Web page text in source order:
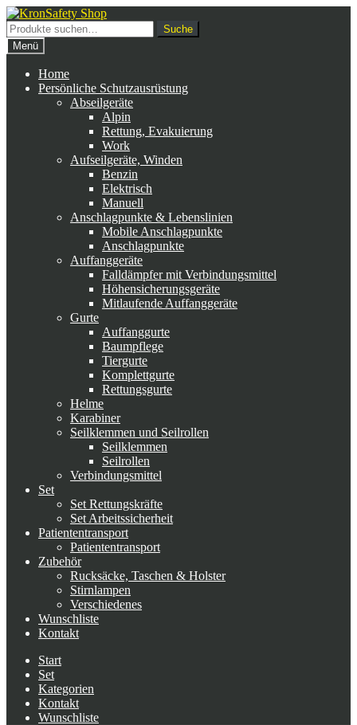
Zur
Navigation
springen
Zum
Inhalt
springen
Suche
nach:
Suche
Menü
Home
Persönliche Schutzausrüstung
Abseilgeräte
Alpin
Rettung, Evakuierung
Work
Aufseilgeräte, Winden
Benzin
Elektrisch
Manuell
Anschlagpunkte & Lebenslinien
Mobile Anschlagpunkte
Anschlagpunkte
Auffanggeräte
Falldämpfer mit Verbindungsmittel
Höhensicherungsgeräte
Mitlaufende Auffanggeräte
Gurte
Auffanggurte
Baumpflege
Tiergurte
Komplettgurte
Rettungsgurte
Helme
Karabiner
Seilklemmen und Seilrollen
Seilklemmen
Seilrollen
Verbindungsmittel
Set
Set Rettungskräfte
Set Arbeitssicherheit
Patiententransport
Patiententransport
Zubehör
Rucksäcke, Taschen & Holster
Stirnlampen
Verschiedenes
Wunschliste
Kontakt
Start
Set
Kategorien
Kontakt
Wunschliste